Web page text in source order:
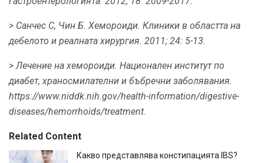
> Санчес С, Чин Б. Хемороиди. Клиники в областта на
дебелото и реалната хирургия. 2011; 24: 5-13.
> Лечение на хемороиди. Национален институт по
диабет, храносмилателни и бъбречни заболявания.
https://www.niddk.nih.gov/health-information/digestive-
diseases/hemorrhoids/treatment.
Related Content
Какво представлява констипацията IBS?